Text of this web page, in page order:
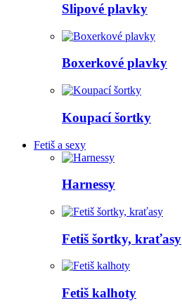
Slipové plavky
Boxerkové plavky
Koupací šortky
Fetiš a sexy
Harnessy
Fetiš šortky, kraťasy
Fetiš kalhoty